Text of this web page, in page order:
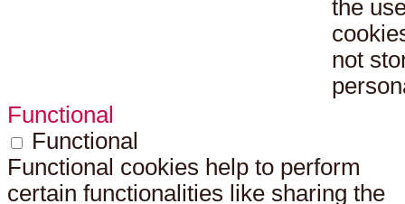
the
not
Functional
Functional
Functional cookies help to perform
certain functionalities like sharing the